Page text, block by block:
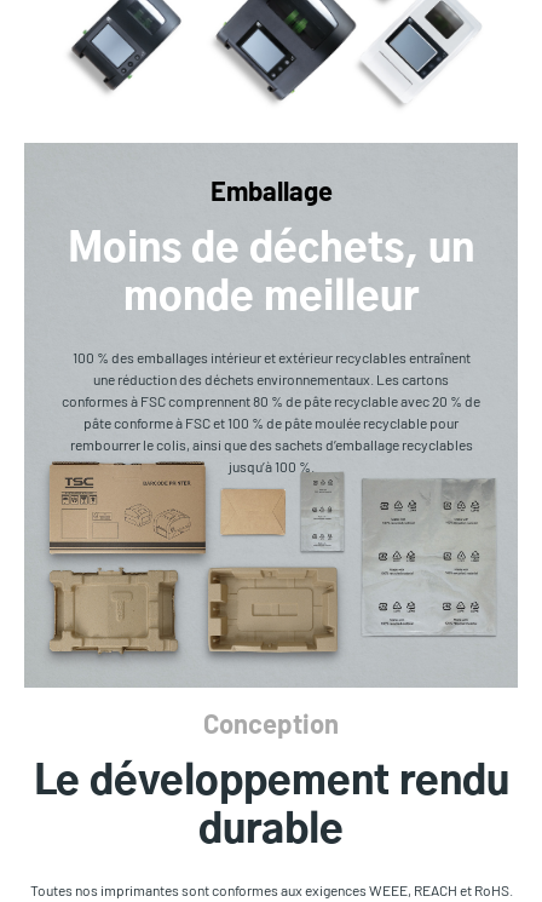
Emballage
Moins de déchets, un
monde meilleur
100 % des emballages intérieur et extérieur recyclables entraînent
une réduction des déchets environnementaux. Les cartons
conformes à FSC comprennent 80 % de pâte recyclable avec 20 % de
pâte conforme à FSC et 100 % de pâte moulée recyclable pour
rembourrer le colis, ainsi que des sachets d’emballage recyclables
jusqu’à 100 %.
Conception
Le développement rendu
durable
Toutes nos imprimantes sont conformes aux exigences WEEE, REACH et RoHS.